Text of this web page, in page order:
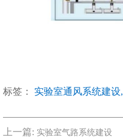
标签： 实验室通风系统建设,
上一篇: 实验室气路系统建设